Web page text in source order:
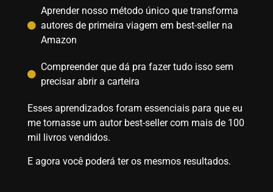
Aprender nosso método único que transforma
autores de primeira viagem em best-seller na
Amazon
Compreender que dá pra fazer tudo isso sem
precisar abrir a carteira
Esses aprendizados foram essenciais para que eu
me tornasse um autor best-seller com mais de 100
mil livros vendidos.
E agora você poderá ter os mesmos resultados.